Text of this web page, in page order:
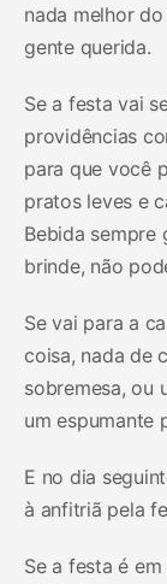
nada melhor
gente querida.
Se a festa vai
providências
para que você
pratos leves e
Bebida sempre
brinde, não
Se vai para a
coisa, nada de
sobremesa, ou
um espumante
E no dia
à anfitriã pela
Se a festa é